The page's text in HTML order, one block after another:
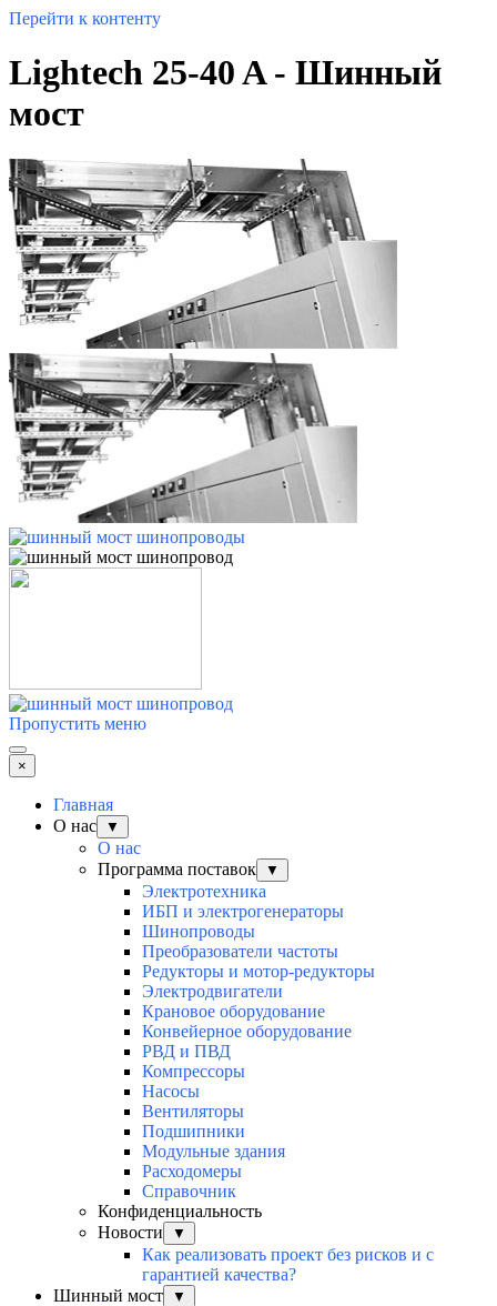
Перейти к контенту
Lightech 25-40 A - Шинный
мост
Пропустить меню
×
Главная
О нас
▼
О нас
Программа поставок
▼
Электротехника
ИБП и электрогенераторы
Шинопроводы
Преобразователи частоты
Редукторы и мотор-редукторы
Электродвигатели
Крановое оборудование
Конвейерное оборудование
РВД и ПВД
Компрессоры
Насосы
Вентиляторы
Подшипники
Модульные здания
Расходомеры
Справочник
Конфиденциальность
Новости
▼
Как реализовать проект без рисков и с
гарантией качества?
Шинный мост
▼